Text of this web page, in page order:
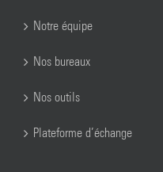
Notre équipe
Nos bureaux
Nos outils
Plateforme d’échange